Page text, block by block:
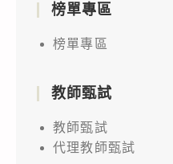
榜單專區
榜單專區
教師甄試
教師甄試
代理教師甄試